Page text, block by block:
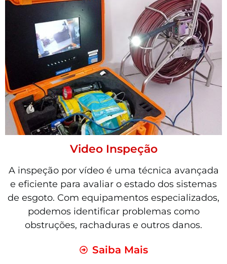
Video Inspeção
A inspeção por vídeo é uma técnica avançada
e eficiente para avaliar o estado dos sistemas
de esgoto. Com equipamentos especializados,
podemos identificar problemas como
obstruções, rachaduras e outros danos.
Saiba Mais